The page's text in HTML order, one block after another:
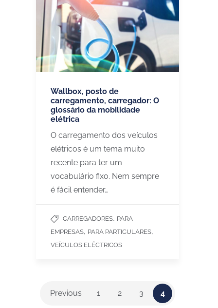
Wallbox, posto de
carregamento, carregador: O
glossário da mobilidade
elétrica
O carregamento dos veículos
elétricos é um tema muito
recente para ter um
vocabulário fixo. Nem sempre
é fácil entender…
CARREGADORES, PARA
EMPRESAS, PARA PARTICULARES,
VEÍCULOS ELÉCTRICOS
Previous 1 2 3 4